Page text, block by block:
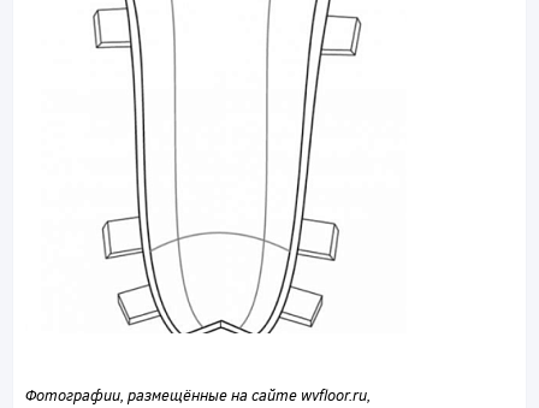
Фотографии, размещённые на сайте wvfloor.ru,